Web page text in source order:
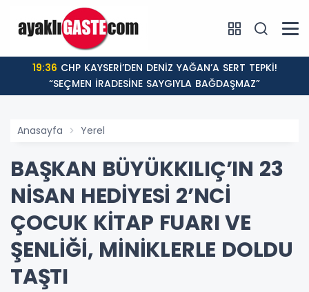
19:36
“SEÇMEN İRADESİNE SAYGIYLA BAĞDAŞMAZ”
Anasayfa Yerel
BAŞKAN BÜYÜKKILIÇ’IN 23
NİSAN HEDİYESİ 2’NCİ
ÇOCUK KİTAP FUARI VE
ŞENLİĞİ, MİNİKLERLE DOLDU
TAŞTI